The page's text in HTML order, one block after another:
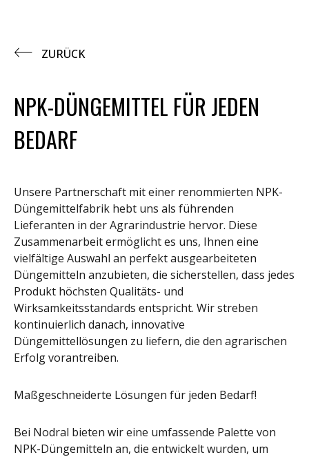
ZURÜCK
NPK-DÜNGEMITTEL FÜR JEDEN
BEDARF
Unsere Partnerschaft mit einer renommierten NPK-
Düngemittelfabrik hebt uns als führenden
Lieferanten in der Agrarindustrie hervor. Diese
Zusammenarbeit ermöglicht es uns, Ihnen eine
vielfältige Auswahl an perfekt ausgearbeiteten
Düngemitteln anzubieten, die sicherstellen, dass jedes
Produkt höchsten Qualitäts- und
Wirksamkeitsstandards entspricht. Wir streben
kontinuierlich danach, innovative
Düngemittellösungen zu liefern, die den agrarischen
Erfolg vorantreiben.
Maßgeschneiderte Lösungen für jeden Bedarf!
Bei Nodral bieten wir eine umfassende Palette von
NPK-Düngemitteln an, die entwickelt wurden, um